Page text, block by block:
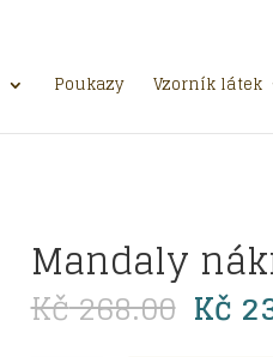
Poukazy Vzorník látek
Mandaly
Kč268.00 cena
Kč